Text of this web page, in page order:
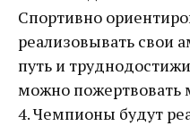
Спортивно
реализовывать свои
путь и
можно пожертвовать
4. Чемпионы будут